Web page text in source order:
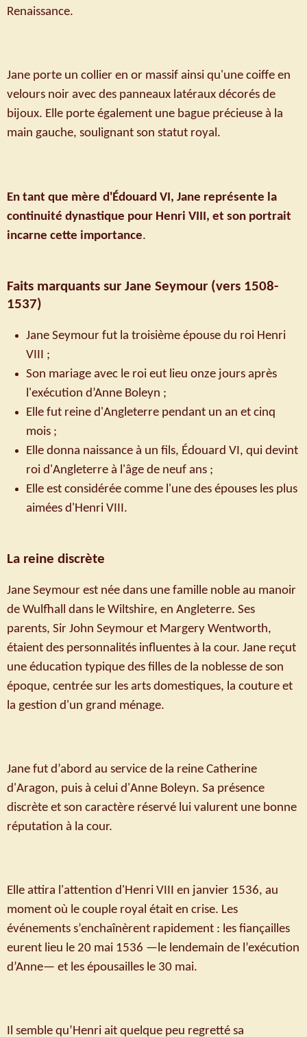
Renaissance.
Jane porte un collier en or massif ainsi qu'une coiffe en
velours noir avec des panneaux latéraux décorés de
bijoux. Elle porte également une bague précieuse à la
main gauche, soulignant son statut royal.
En tant que mère d'Édouard VI, Jane représente la
continuité dynastique pour Henri VIII, et son portrait
incarne cette importance.
Faits marquants sur Jane Seymour (vers 1508-
1537)
Jane Seymour fut la troisième épouse du roi Henri
VIII ;
Son mariage avec le roi eut lieu onze jours après
l'exécution d’Anne Boleyn ;
Elle fut reine d'Angleterre pendant un an et cinq
mois ;
Elle donna naissance à un fils, Édouard VI, qui devint
roi d'Angleterre à l'âge de neuf ans ;
Elle est considérée comme l'une des épouses les plus
aimées d'Henri VIII.
La reine discrète
Jane Seymour est née dans une famille noble au manoir
de Wulfhall dans le Wiltshire, en Angleterre. Ses
parents, Sir John Seymour et Margery Wentworth,
étaient des personnalités influentes à la cour. Jane reçut
une éducation typique des filles de la noblesse de son
époque, centrée sur les arts domestiques, la couture et
la gestion d'un grand ménage.
Jane fut d’abord au service de la reine Catherine
d'Aragon, puis à celui d'Anne Boleyn. Sa présence
discrète et son caractère réservé lui valurent une bonne
réputation à la cour.
Elle attira l'attention d'Henri VIII en janvier 1536, au
moment où le couple royal était en crise. Les
événements s’enchaînèrent rapidement : les fiançailles
eurent lieu le 20 mai 1536 —le lendemain de l’exécution
d’Anne— et les épousailles le 30 mai.
Il semble qu’Henri ait quelque peu regretté sa